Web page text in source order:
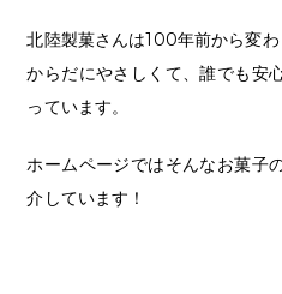
北陸製菓さんは100年前から変わ
からだにやさしくて、誰でも安
っています。
ホームページではそんなお菓子
介しています！